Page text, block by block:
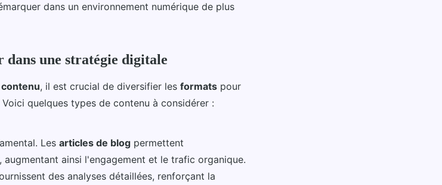
dans un environnement numérique de plus
dans une stratégie digitale
, il est crucial de diversifier les formats pour
quelques types de contenu à considérer :
Les articles de blog permettent
ainsi l'engagement et le trafic organique.
des analyses détaillées, renforçant la